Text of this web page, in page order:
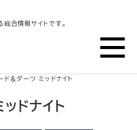
合情報サイトです。
ド＆ダーツ ミッドナイト
ドナイト